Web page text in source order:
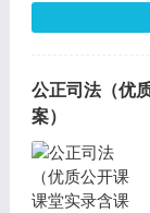
公正司法（优
案）